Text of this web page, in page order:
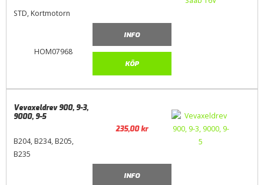
HOM07968
STD, Kortmotorn
INFO
KÖP
Vevaxeldrev 900, 9-3,
9000, 9-5
B204, B234, B205,
B235
235,00kr
INFO